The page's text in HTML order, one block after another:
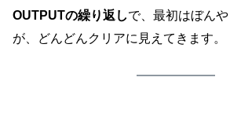
OUTPUTの繰り返しで、最初はぼん
が、どんどんクリアに見えてきます。